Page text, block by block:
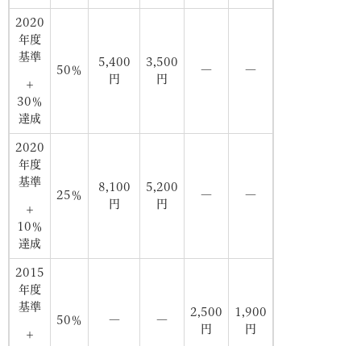
2020
年度
基準
＋
30％
達成
50％
5,400
円
3,500
円
― ―
2020
年度
基準
＋
10％
達成
25％
8,100
円
5,200
円
― ―
2015
年度
基準
＋
50％ ― ―
2,500
円
1,900
円